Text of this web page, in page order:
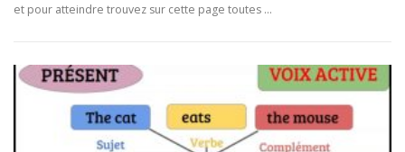
et pour atteindre trouvez sur cette page toutes …